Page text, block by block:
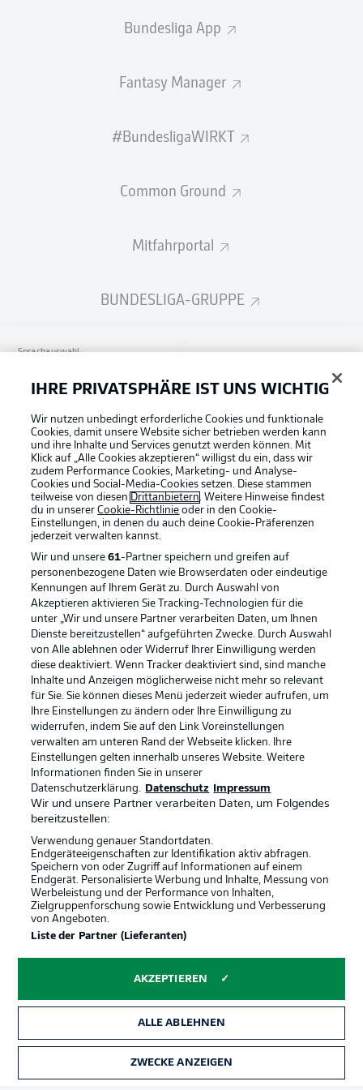
Bundesliga App
Fantasy Manager
#BundesligaWIRKT
Common Ground
Mitfahrportal
BUNDESLIGA-GRUPPE
Sprachauswahl
Login
Football as it's meant to be
Offizielle Partner
Rechtliche Hinweise
Datenschutz Nutzungsbedingungen
Jobs
Impressum Partner
IHRE PRIVATSPHÄRE IST UNS WICHTIG
Wir nutzen unbedingt erforderliche Cookies und funktionale
Cookies, damit unsere Website sicher betrieben werden kann
und ihre Inhalte und Services genutzt werden können. Mit
Klick auf „Alle Cookies akzeptieren“ willigst du ein, dass wir
zudem Performance Cookies, Marketing- und Analyse-
Cookies und Social-Media-Cookies setzen. Diese stammen
teilweise von diesen Drittanbietern. Weitere Hinweise findest
du in unsererCookie-Richtlinie oder in den Cookie-
Einstellungen, in denen du auch deine Cookie-Präferenzen
jederzeit verwalten kannst.
Wir und unsere61-Partner speichern und greifen auf
personenbezogene Daten wie Browserdaten oder eindeutige
Kennungen auf Ihrem Gerät zu. Durch Auswahl von
Akzeptieren aktivieren Sie Tracking-Technologien für die
unter „Wir und unsere Partner verarbeiten Daten, um Ihnen
Dienste bereitzustellen“ aufgeführten Zwecke. Durch Auswahl
von Alle ablehnen oder Widerruf Ihrer Einwilligung werden
diese deaktiviert. Wenn Tracker deaktiviert sind, sind manche
Inhalte und Anzeigen möglicherweise nicht mehr so relevant
für Sie. Sie können dieses Menü jederzeit wieder aufrufen, um
Ihre Einstellungen zu ändern oder Ihre Einwilligung zu
widerrufen, indem Sie auf den Link Voreinstellungen
verwalten am unteren Rand der Webseite klicken. Ihre
Einstellungen gelten innerhalb unseres Website. Weitere
Informationen finden Sie in unserer
Datenschutzerklärung.
Datenschutz Impressum
Wir und unsere Partner verarbeiten Daten, um Folgendes
bereitzustellen:
Verwendung genauer Standortdaten.
Endgeräteeigenschaften zur Identifikation aktiv abfragen.
Speichern von oder Zugriff auf Informationen auf einem
Endgerät. Personalisierte Werbung und Inhalte, Messung von
Werbeleistung und der Performance von Inhalten,
Zielgruppenforschung sowie Entwicklung und Verbesserung
von Angeboten.
Liste der Partner (Lieferanten)
AKZEPTIEREN
ALLE ABLEHNEN
ZWECKE ANZEIGEN